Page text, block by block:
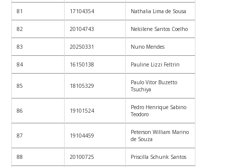
81 17104354 Nathalia Lima de Sousa
82 20104743 Nelcilene Santos Coelho
83 20250331 Nuno Mendes
84 16150138 Pauline Lizzi Feltrin
85 18105329
Paulo Vitor Buzetto
Tsuchiya
86 19101524
Pedro Henrique Sabino
Teodoro
87 19104459
Peterson William Marino
de Souza
88 20100725 Priscilla Schunk Santos